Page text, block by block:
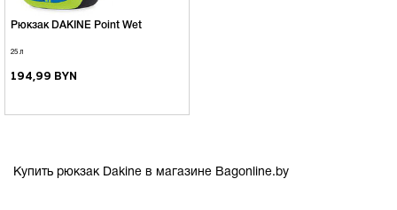
Рюкзак DAKINE Point Wet
25 л
194,99 BYN
Купить рюкзак Dakine в магазине Bagonline.by